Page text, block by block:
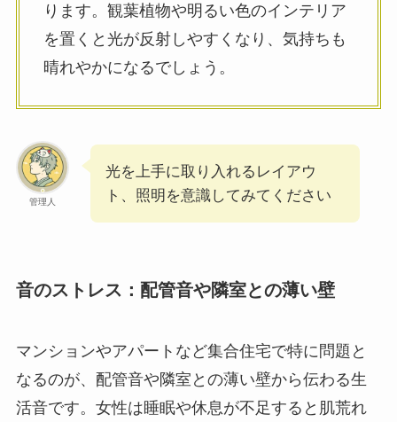
ります。観葉植物や明るい色のインテリア
を置くと光が反射しやすくなり、気持ちも
晴れやかになるでしょう。
管理人
光を上手に取り入れるレイアウ
ト、照明を意識してみてください
音のストレス：配管音や隣室との薄い壁
マンションやアパートなど集合住宅で特に問題と
なるのが、配管音や隣室との薄い壁から伝わる生
活音です。女性は睡眠や休息が不足すると肌荒れ